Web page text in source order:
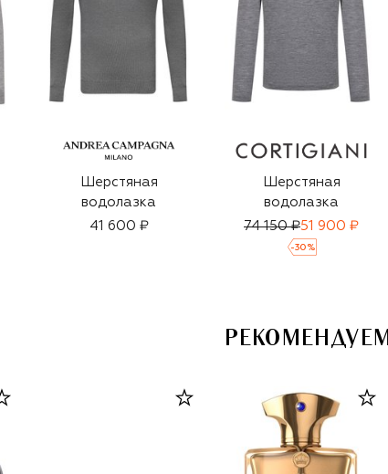
Шерстяная
водолазка
41 600 ₽
Шерстяная
водолазка
74 150 ₽51 900 ₽
-30 %
РЕКОМЕНДУЕМ